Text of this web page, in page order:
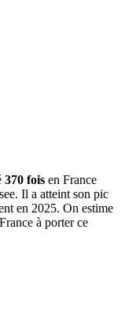
370 fois en France
Il a atteint son pic
en 2025. On estime
à porter ce